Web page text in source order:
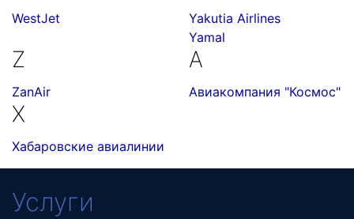
WestJet
Yakutia Airlines
Yamal
Z
ZanAir
А
Авиакомпания "Космос"
Х
Хабаровские авиалинии
Услуги